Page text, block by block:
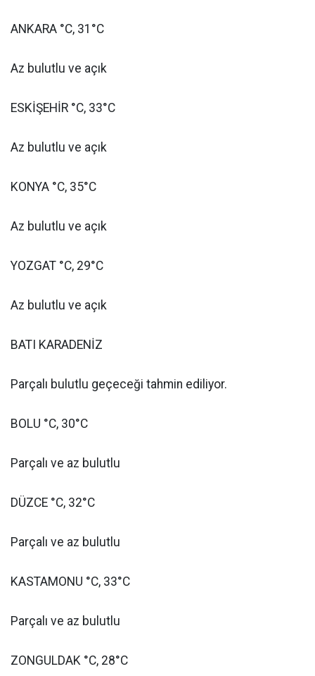
ANKARA °C, 31°C
Az bulutlu ve açık
ESKİŞEHİR °C, 33°C
Az bulutlu ve açık
KONYA °C, 35°C
Az bulutlu ve açık
YOZGAT °C, 29°C
Az bulutlu ve açık
BATI KARADENİZ
Parçalı bulutlu geçeceği tahmin ediliyor.
BOLU °C, 30°C
Parçalı ve az bulutlu
DÜZCE °C, 32°C
Parçalı ve az bulutlu
KASTAMONU °C, 33°C
Parçalı ve az bulutlu
ZONGULDAK °C, 28°C